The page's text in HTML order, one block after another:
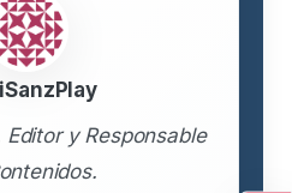
y Responsable